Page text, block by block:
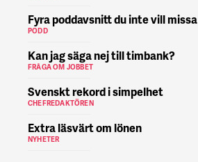
Fyra poddavsnitt du inte vill missa
PODD
Kan jag säga nej till timbank?
FRÅGA OM JOBBET
Svenskt rekord i simpelhet
CHEFREDAKTÖREN
Extra läsvärt om lönen
NYHETER